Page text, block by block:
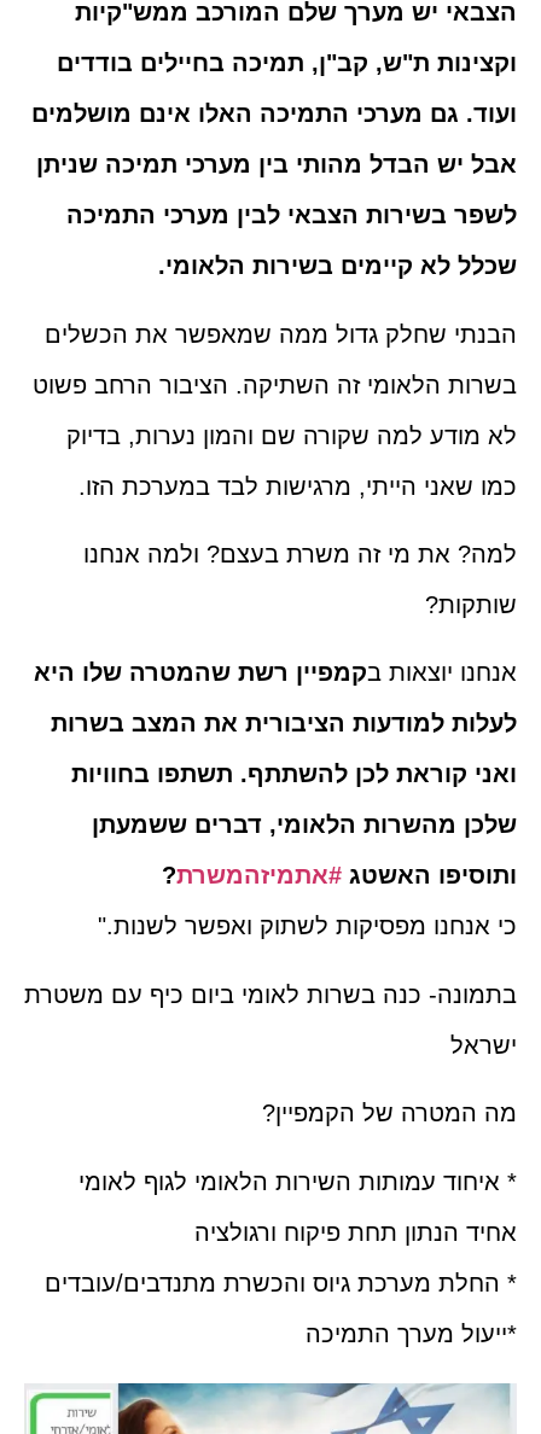
הצבאי יש מערך שלם המורכב ממש"קיות
וקצינות ת"ש, קב"ן, תמיכה בחיילים בודדים
ועוד. גם מערכי התמיכה האלו אינם מושלמים
אבל יש הבדל מהותי בין מערכי תמיכה שניתן
לשפר בשירות הצבאי לבין מערכי התמיכה
שכלל לא קיימים בשירות הלאומי.
הבנתי שחלק גדול ממה שמאפשר את הכשלים
בשרות הלאומי זה השתיקה. הציבור הרחב פשוט
לא מודע למה שקורה שם והמון נערות, בדיוק
כמו שאני הייתי, מרגישות לבד במערכת הזו.
למה? את מי זה משרת בעצם? ולמה אנחנו
שותקות?
אנחנו יוצאות בקמפיין רשת שהמטרה שלו היא
לעלות למודעות הציבורית את המצב בשרות
ואני קוראת לכן להשתתף. תשתפו בחוויות
שלכן מהשרות הלאומי, דברים ששמעתן
ותוסיפו האשטג #אתמיזהמשרת?
כי אנחנו מפסיקות לשתוק ואפשר לשנות."
בתמונה- כנה בשרות לאומי ביום כיף עם משטרת
ישראל
מה המטרה של הקמפיין?
* איחוד עמותות השירות הלאומי לגוף לאומי
אחיד הנתון תחת פיקוח ורגולציה
* החלת מערכת גיוס והכשרת מתנדבים/עובדים
*ייעול מערך התמיכה